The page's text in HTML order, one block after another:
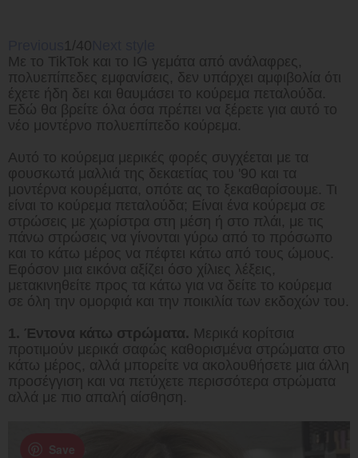
1/40
Με το TikTok και το IG γεμάτα από ανάλαφρες,
πολυεπίπεδες εμφανίσεις, δεν υπάρχει αμφιβολία ότι
έχετε ήδη δει και θαυμάσει το κούρεμα πεταλούδα.
Εδώ θα βρείτε όλα όσα πρέπει να ξέρετε για αυτό το
νέο μοντέρνο πολυεπίπεδο κούρεμα.
Αυτό το κούρεμα μερικές φορές συγχέεται με τα
φουσκωτά μαλλιά της δεκαετίας του '90 και τα
μοντέρνα κουρέματα, οπότε ας το ξεκαθαρίσουμε. Τι
είναι το κούρεμα πεταλούδα; Είναι ένα κούρεμα σε
στρώσεις με χωρίστρα στη μέση ή στο πλάι, με τις
πάνω στρώσεις να γίνονται γύρω από το πρόσωπο
και το κάτω μέρος να πέφτει κάτω από τους ώμους.
Εφόσον μια εικόνα αξίζει όσο χίλιες λέξεις,
μετακινηθείτε προς τα κάτω για να δείτε το κούρεμα
σε όλη την ομορφιά και την ποικιλία των εκδοχών του.
1. Έντονα κάτω στρώματα. Μερικά κορίτσια
προτιμούν μερικά σαφώς καθορισμένα στρώματα στο
κάτω μέρος, αλλά μπορείτε να ακολουθήσετε μια άλλη
προσέγγιση και να πετύχετε περισσότερα στρώματα
αλλά με πιο απαλή αίσθηση.
Save